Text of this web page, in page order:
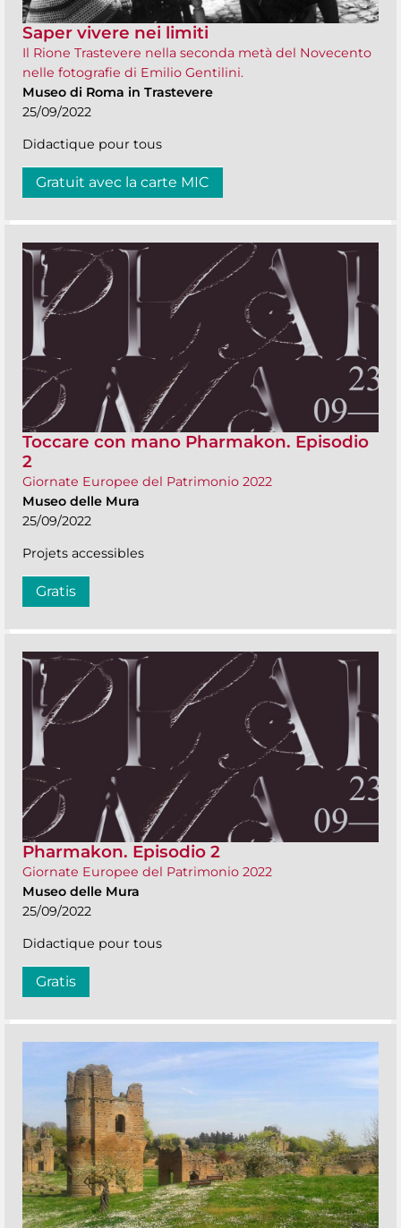
Saper vivere nei limiti
Il Rione Trastevere nella seconda metà del Novecento
nelle fotografie di Emilio Gentilini.
Museo di Roma in Trastevere
25/09/2022
Didactique pour tous
Gratuit avec la carte MIC
Toccare con mano Pharmakon. Episodio
2
Giornate Europee del Patrimonio 2022
Museo delle Mura
25/09/2022
Projets accessibles
Gratis
Pharmakon. Episodio 2
Giornate Europee del Patrimonio 2022
Museo delle Mura
25/09/2022
Didactique pour tous
Gratis